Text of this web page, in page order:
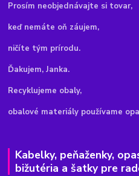
Prosím neobjednávajte si tovar,
keď nemáte oň záujem,
ničíte tým prírodu.
Ďakujem, Janka.
Recyklujeme obaly,
obalové materiály používame
Kabelky, peňaženky,
bižutéria a šatky pre